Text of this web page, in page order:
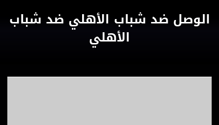
الوصل ضد شباب الأهلي ضد شباب
الأهلي